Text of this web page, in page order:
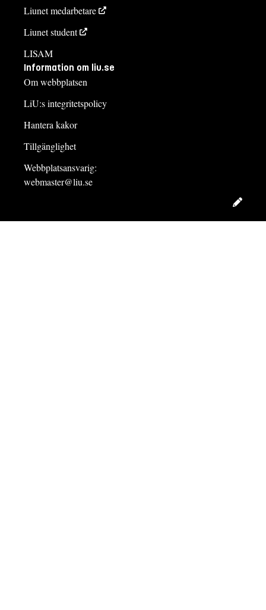
Liunet medarbetare
Liunet student
LISAM
Information om liu.se
Om webbplatsen
LiU:s integritetspolicy
Hantera kakor
Tillgänglighet
Webbplatsansvarig:
webmaster@liu.se